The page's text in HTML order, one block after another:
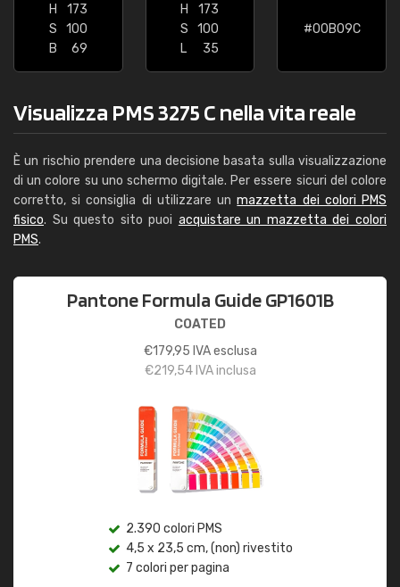
H
173
S
100
B
69
H
173
S
100
L
35
#00B09C
Visualizza PMS 3275 C nella vita reale
È un rischio prendere una decisione basata sulla visualizzazione
di un colore su uno schermo digitale. Per essere sicuri del colore
corretto, si consiglia di utilizzare unmazzetta dei colori PMS
fisico. Su questo sito puoi acquistare un mazzetta dei colori
PMS.
Pantone Formula Guide GP1601B
COATED
€179,95 IVA esclusa
€219,54IVA inclusa
2.390 colori PMS
4,5 x 23,5 cm, (non) rivestito
7 colori per pagina